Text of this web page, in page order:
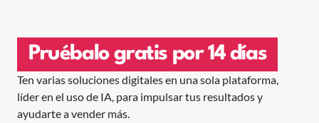
Pruébalo gratis por 14 días
Ten varias soluciones digitales en una sola plataforma,
líder en el uso de IA, para impulsar tus resultados y
ayudarte a vender más.